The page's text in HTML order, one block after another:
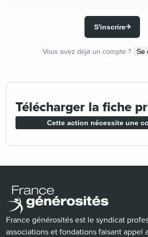
S'inscrire
Vous avez déjà un compte ? Se
Télécharger la fiche
Cette action nécessite une
France générosités est le syndicat
associations et fondations faisant appel